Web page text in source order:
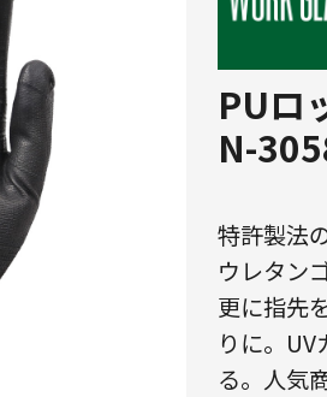
PUロ
N-
特許製法
ウレタン
更に指先
りに。
る。人気